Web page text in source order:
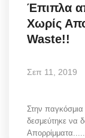
Έπιπλα
Χωρίς
Waste!!
Σεπ 11, 2019
Στην
δεσμεύτηκε να